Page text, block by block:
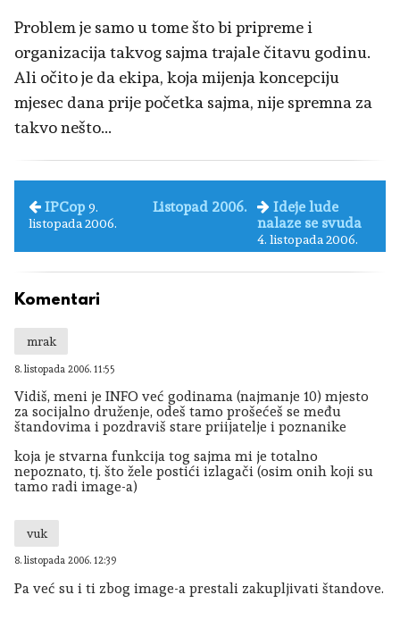
Problem je samo u tome što bi pripreme i
organizacija takvog sajma trajale čitavu godinu.
Ali očito je da ekipa, koja mijenja koncepciju
mjesec dana prije početka sajma, nije spremna za
takvo nešto...
IPCop 9.
listopada 2006.
Listopad 2006.
Ideje lude
nalaze se svuda
4. listopada 2006.
Komentari
mrak
8. listopada 2006. 11:55
Vidiš, meni je INFO već godinama (najmanje 10) mjesto
za socijalno druženje, odeš tamo prošećeš se među
štandovima i pozdraviš stare priijatelje i poznanike
koja je stvarna funkcija tog sajma mi je totalno
nepoznato, tj. što žele postići izlagači (osim onih koji su
tamo radi image-a)
vuk
8. listopada 2006. 12:39
Pa već su i ti zbog image-a prestali zakupljivati štandove.